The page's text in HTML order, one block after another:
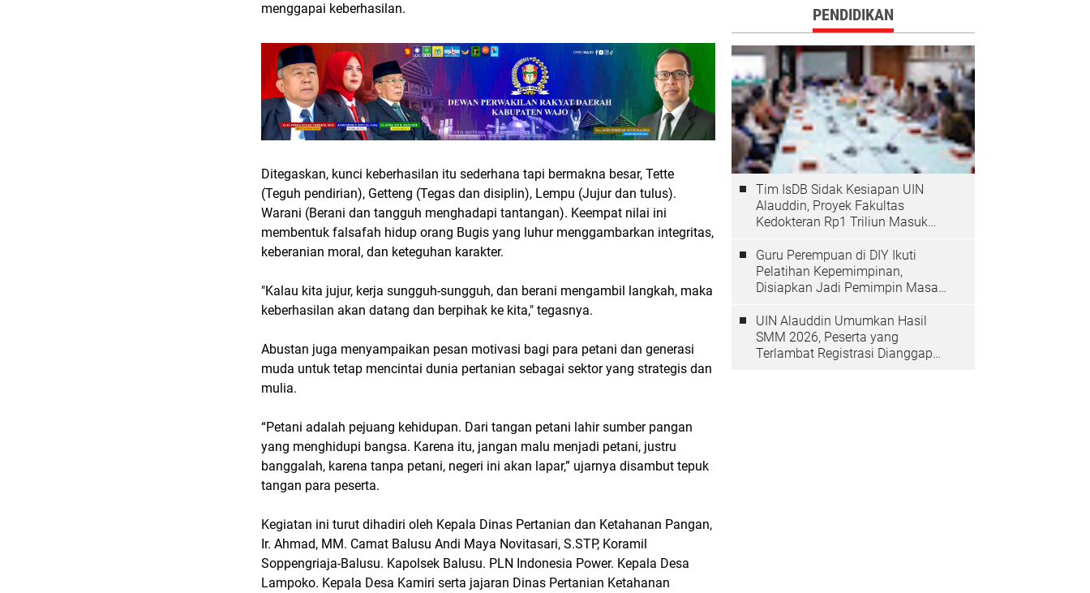
menggapai keberhasilan.
Ditegaskan, kunci keberhasilan itu sederhana tapi bermakna besar, Tette
(Teguh pendirian), Getteng (Tegas dan disiplin), Lempu (Jujur dan tulus).
Warani (Berani dan tangguh menghadapi tantangan). Keempat nilai ini
membentuk falsafah hidup orang Bugis yang luhur menggambarkan integritas,
keberanian moral, dan keteguhan karakter.
"Kalau kita jujur, kerja sungguh-sungguh, dan berani mengambil langkah, maka
keberhasilan akan datang dan berpihak ke kita," tegasnya.
Abustan juga menyampaikan pesan motivasi bagi para petani dan generasi
muda untuk tetap mencintai dunia pertanian sebagai sektor yang strategis dan
mulia.
“Petani adalah pejuang kehidupan. Dari tangan petani lahir sumber pangan
yang menghidupi bangsa. Karena itu, jangan malu menjadi petani, justru
banggalah, karena tanpa petani, negeri ini akan lapar,” ujarnya disambut tepuk
tangan para peserta.
Kegiatan ini turut dihadiri oleh Kepala Dinas Pertanian dan Ketahanan Pangan,
Ir. Ahmad, MM. Camat Balusu Andi Maya Novitasari, S.STP, Koramil
Soppengriaja-Balusu. Kapolsek Balusu. PLN Indonesia Power. Kepala Desa
Lampoko. Kepala Desa Kamiri serta jajaran Dinas Pertanian Ketahanan
PENDIDIKAN
Tim IsDB Sidak Kesiapan UIN
Alauddin, Proyek Fakultas
Kedokteran Rp1 Triliun Masuk
Guru Perempuan di DIY Ikuti
Pelatihan Kepemimpinan,
Disiapkan Jadi Pemimpin Masa
UIN Alauddin Umumkan Hasil
SMM 2026, Peserta yang
Terlambat Registrasi Dianggap